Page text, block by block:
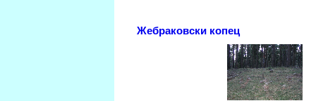
Жебраковски копец